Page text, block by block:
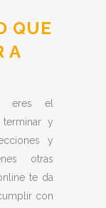
QUE
A
eres el
y
y
otras
te da
con